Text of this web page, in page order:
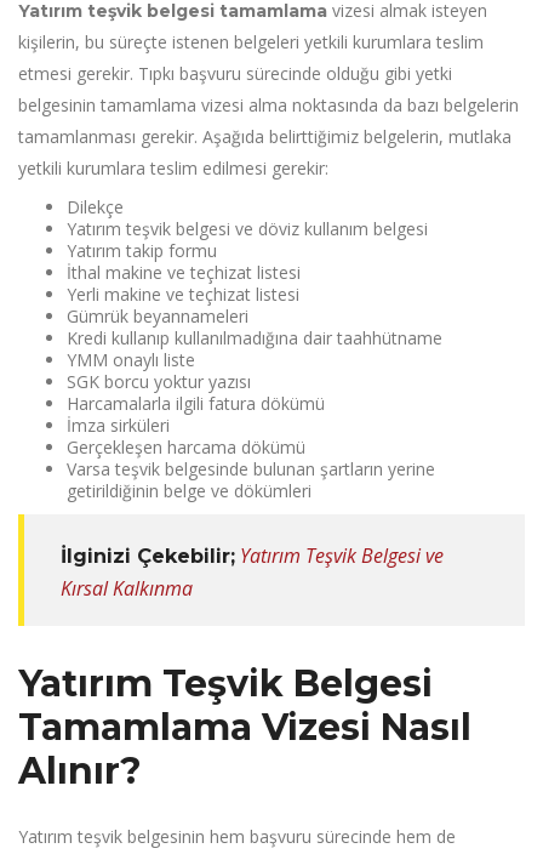
Yatırım teşvik belgesi tamamlama vizesi almak isteyen
kişilerin, bu süreçte istenen belgeleri yetkili kurumlara teslim
etmesi gerekir. Tıpkı başvuru sürecinde olduğu gibi yetki
belgesinin tamamlama vizesi alma noktasında da bazı belgelerin
tamamlanması gerekir. Aşağıda belirttiğimiz belgelerin, mutlaka
yetkili kurumlara teslim edilmesi gerekir:
Dilekçe
Yatırım teşvik belgesi ve döviz kullanım belgesi
Yatırım takip formu
İthal makine ve teçhizat listesi
Yerli makine ve teçhizat listesi
Gümrük beyannameleri
Kredi kullanıp kullanılmadığına dair taahhütname
YMM onaylı liste
SGK borcu yoktur yazısı
Harcamalarla ilgili fatura dökümü
İmza sirküleri
Gerçekleşen harcama dökümü
Varsa teşvik belgesinde bulunan şartların yerine
getirildiğinin belge ve dökümleri
İlginizi Çekebilir; Yatırım Teşvik Belgesi ve
Kırsal Kalkınma
Yatırım Teşvik Belgesi
Tamamlama Vizesi Nasıl
Alınır?
Yatırım teşvik belgesinin hem başvuru sürecinde hem de